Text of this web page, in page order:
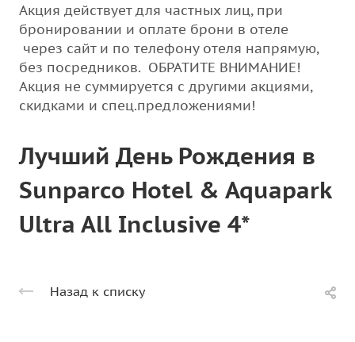
Акция действует для частных лиц, при
бронировании и оплате брони в отеле
через сайт и по телефону отеля напрямую,
без посредников. ОБРАТИТЕ ВНИМАНИЕ!
Акция не суммируется с другими акциями,
скидками и спец.предложениями!
Лучший День Рождения в
Sunparco Hotel & Aquapark
Ultra All Inclusive 4*
Назад к списку